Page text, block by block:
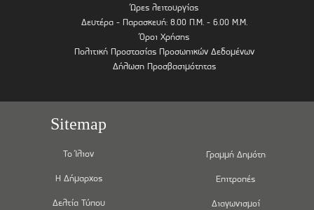
Ώρες λειτουργίας
Δευτέρα - Παρασκευή: 8.00 Π.Μ. - 6.00 Μ.Μ.
Όροι Χρήσης
Πολιτική Προστασίας Προσωπικών Δεδομένων
Δήλωση Προσβασιμότητας
Sitemap
Το Ίλιον
Η Δήμαρχος
Δελτία Τύπου
Γραμμή Δημότη
Επιτροπές
Διαγωνισμοί